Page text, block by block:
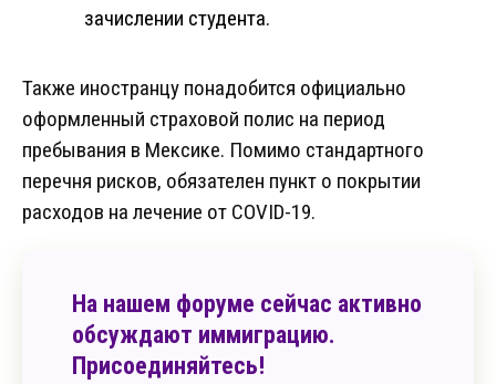
зачислении студента.
Также иностранцу понадобится официально
оформленный страховой полис на период
пребывания в Мексике. Помимо стандартного
перечня рисков, обязателен пункт о покрытии
расходов на лечение от COVID-19.
На нашем форуме сейчас активно
обсуждают иммиграцию.
Присоединяйтесь!